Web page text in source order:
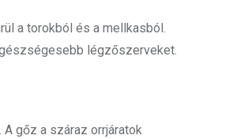
a torokból és a mellkasból.
légzőszerveket.
gőz a száraz orrjáratok